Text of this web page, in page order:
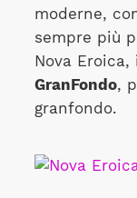
moderne,
sempre più
Nova
GranFondo,
granfondo.